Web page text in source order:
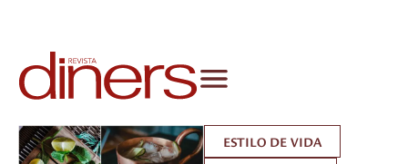
ESTILO DE VIDA